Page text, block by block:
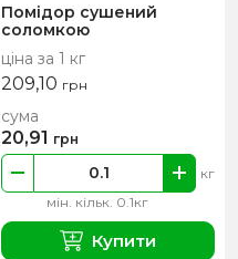
Помідор сушений
соломкою
ціна за 1 кг
209,10 грн
мін. кільк. 0.1кг
кг
сума
20,91 грн
Купити